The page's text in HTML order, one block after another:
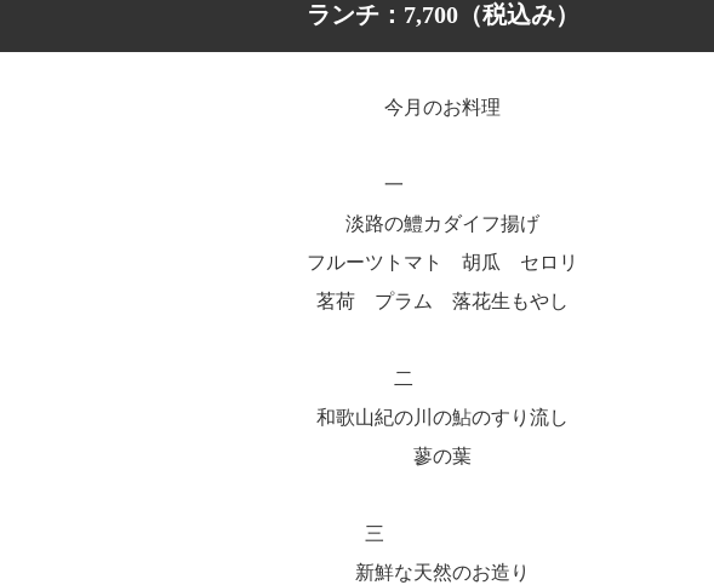
ランチ：7,700（税込み）
今月のお料理
一
淡路の鱧カダイフ揚げ
フルーツトマト 胡瓜 セロリ
茗荷 プラム 落花生もやし
二
和歌山紀の川の鮎のすり流し
蓼の葉
三
新鮮な天然のお造り